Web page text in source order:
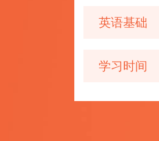
英语基础
学习时间